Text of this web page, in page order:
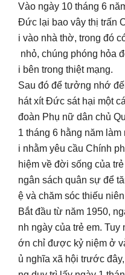
Vào ngày 10 tháng 6
Đức lại bao vây thị trấn
i vào nhà thờ, trong đó
nhỏ, chúng phóng hỏa
i bên trong thiệt mạng.
Sau đó để tưởng nhớ
hát xít Đức sát hại một
đoàn Phụ nữ dân chủ
1 tháng 6 hằng năm
i nhằm yêu cầu Chính
hiệm về đời sống của
ngân sách quân sự để
ệ và chăm sóc thiếu
Bắt đầu từ năm 1950,
nh ngày của trẻ em. Tuy
ớn chỉ được kỷ niệm ở
ủ nghĩa xã hội trước